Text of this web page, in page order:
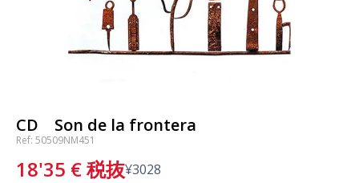
CD Son de la frontera
Ref: 50509NM451
18'35 €税抜¥3028